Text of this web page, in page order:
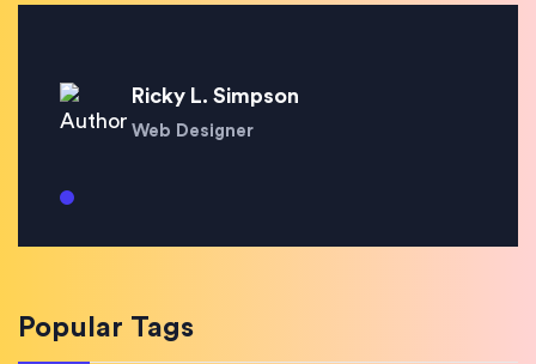
Ricky L. Simpson
Web Designer
Popular Tags